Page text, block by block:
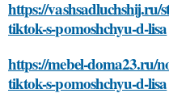
https://vashsadluchshij.ru/
tiktok-s-pomoshchyu-d-lisa
https://mebel-doma23.ru/
tiktok-s-pomoshchyu-d-lisa